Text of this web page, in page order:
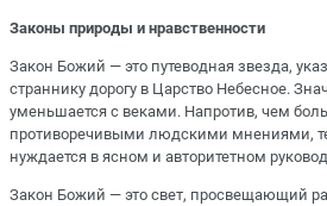
Законы природы и нравственности
Закон Божий — это путеводная звезда,
страннику дорогу в Царство Небесное.
уменьшается с веками. Напротив, чем
противоречивыми людскими мнениями,
нуждается в ясном и авторитетном
Закон Божий — это свет, просвещающий